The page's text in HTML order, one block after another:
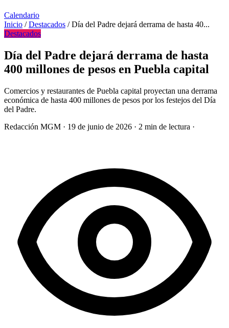
Calendario
Inicio / Destacados / Día del Padre dejará derrama de hasta 40...
Destacados
Día del Padre dejará derrama de hasta
400 millones de pesos en Puebla capital
Comercios y restaurantes de Puebla capital proyectan una derrama
económica de hasta 400 millones de pesos por los festejos del Día
del Padre.
Redacción MGM · 19 de junio de 2026 · 2 min de lectura ·